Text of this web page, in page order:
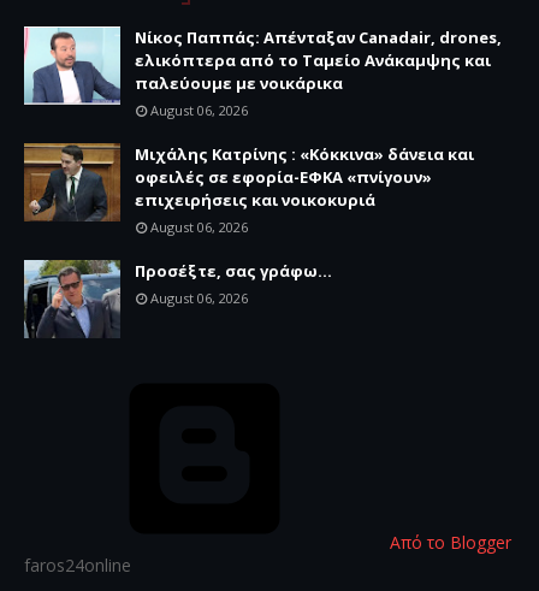
Νίκος Παππάς: Απένταξαν Canadair, drones,
ελικόπτερα από το Ταμείο Ανάκαμψης και
παλεύουμε με νοικάρικα
August 06, 2026
Μιχάλης Κατρίνης : «Κόκκινα» δάνεια και
οφειλές σε εφορία-ΕΦΚΑ «πνίγουν»
επιχειρήσεις και νοικοκυριά
August 06, 2026
Προσέξτε, σας γράφω...
August 06, 2026
Από το Blogger
faros24online